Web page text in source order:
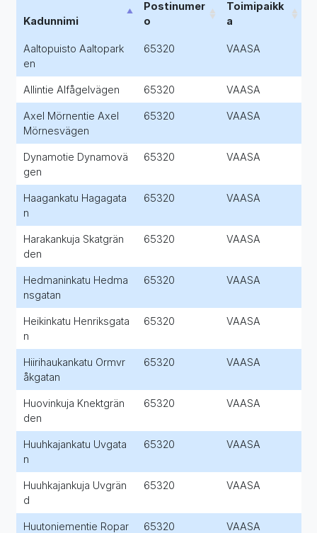
Kadunnimi
Postinumer
o
Toimipaikk
a
Aaltopuisto Aaltopark
en
65320 VAASA
Allintie Alfågelvägen 65320 VAASA
Axel Mörnentie Axel
Mörnesvägen
65320 VAASA
Dynamotie Dynamovä
gen
65320 VAASA
Haagankatu Hagagata
n
65320 VAASA
Harakankuja Skatgrän
den
65320 VAASA
Hedmaninkatu Hedma
nsgatan
65320 VAASA
Heikinkatu Henriksgata
n
65320 VAASA
Hiirihaukankatu Ormvr
åkgatan
65320 VAASA
Huovinkuja Knektgrän
den
65320 VAASA
Huuhkajankatu Uvgata
n
65320 VAASA
Huuhkajankuja Uvgrän
d
65320 VAASA
Huutoniementie Ropar
65320 VAASA